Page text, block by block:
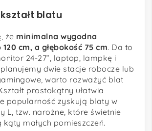
blatu
że minimalna wygodna
cm, a głębokość 75 cm. Da to
24-27”, laptop, lampkę i
dwie stacje robocze lub
warto rozważyć blat
prostokątny ułatwia
popularność zyskują blaty w
L, tzw. narożne, które świetnie
małych pomieszczeń.